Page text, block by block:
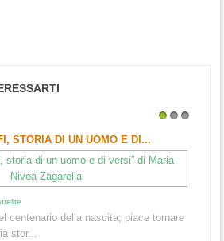
STORIA DI UN UOMO E DI...
centenario della nascita, piace tornare
stor...